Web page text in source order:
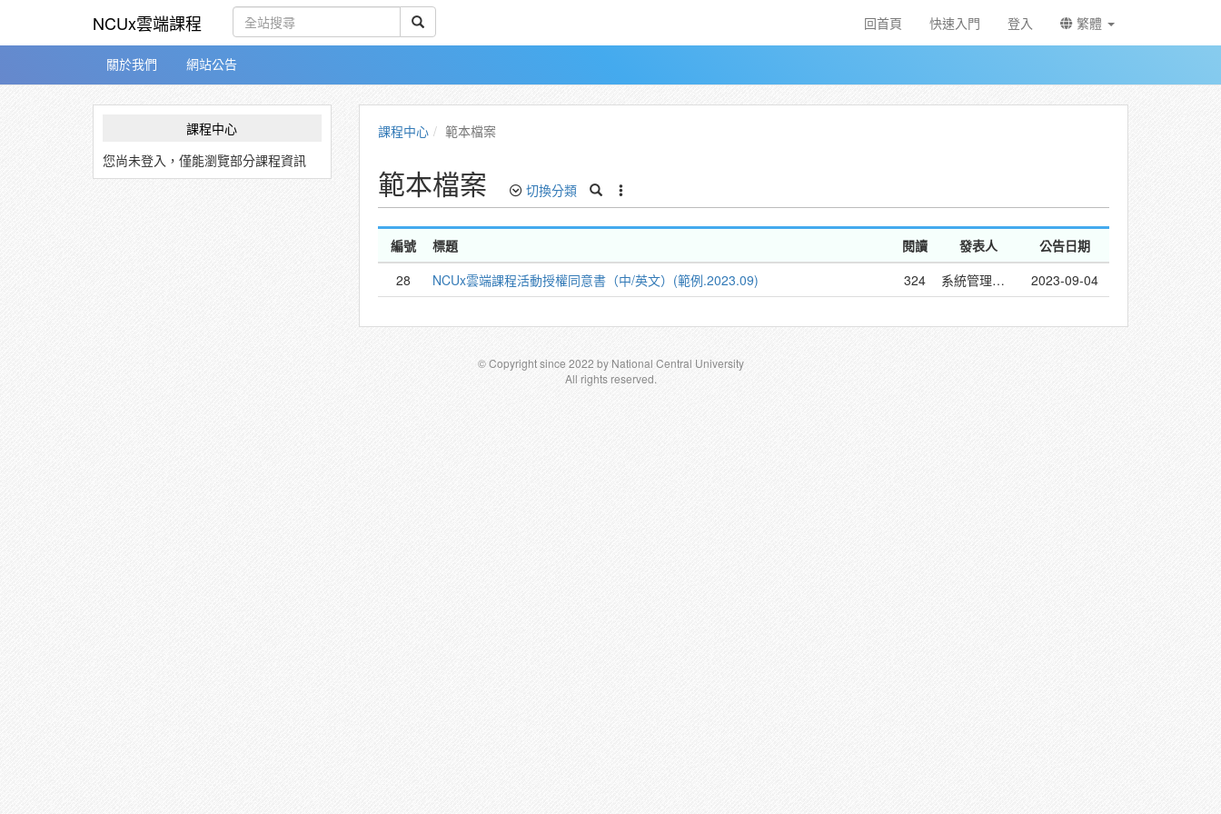
NCUx雲端課程 回首頁 快速入門 登入 繁體
關於我們 網站公告
課程中心
您尚未登入，僅能瀏覽部分課程資訊
課程中心 範本檔案
範本檔案 切換分類
編號 標題 閱讀 發表人
公告日期
28
NCUx雲端課程活動授權同意書（中/英文）(範例.2023.09) 324 系統管理員(dwt) 2023-09-04
© Copyright since 2022 by National Central University
All rights reserved.